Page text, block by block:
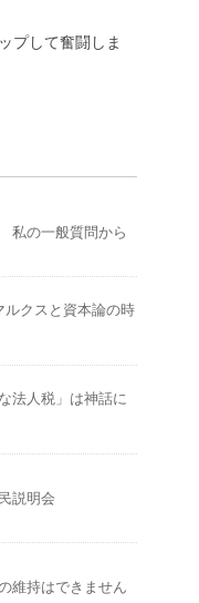
プして奮闘しま
私の一般質問から
クスと資本論の時
法人税」は神話に
説明会
維持はできません